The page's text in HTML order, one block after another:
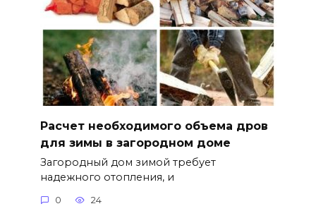
Расчет необходимого объема дров
для зимы в загородном доме
Загородный дом зимой требует
надежного отопления, и
0 24